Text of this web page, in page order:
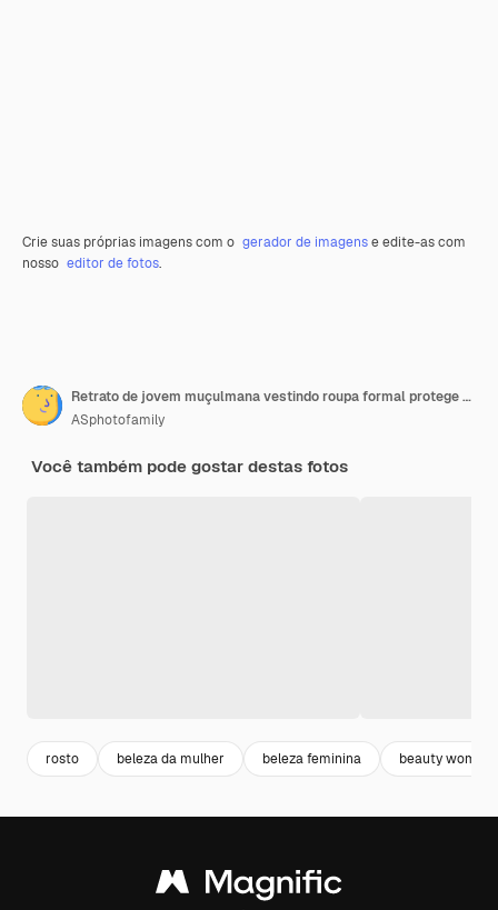
Crie suas próprias imagens com o gerador de imagense edite-as com
nosso editor de fotos.
Retrato de jovem muçulmana vestindo roupa formal protege a máscara facial e o lenço de cabeça hijab segura o cartão da bandeira da França contra o fundo isolado Conceito de país Coronavirus
ASphotofamily
Você também pode gostar destas fotos
rosto beleza da mulher beleza feminina beauty woman